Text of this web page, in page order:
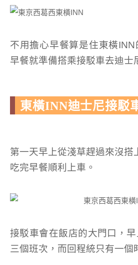
不用擔心早餐算是住東橫
早餐就準備搭乘接駁車去迪士
東橫INN迪士尼接駁
第一天早上從淺草趕過來沒搭
吃完早餐順利上車。
接駁車會在飯店的大門口，
三個班次，而回程統只有一個